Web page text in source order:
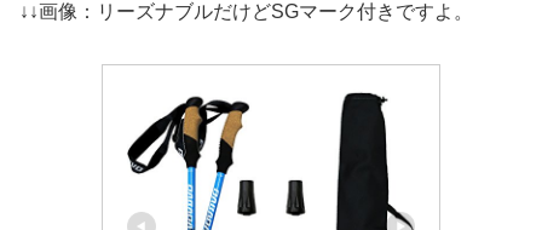
↓↓画像：リーズナブルだけどSGマーク付きですよ。